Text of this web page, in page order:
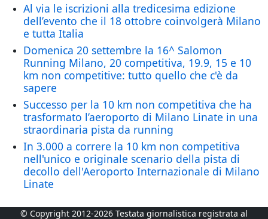
Al via le iscrizioni alla tredicesima edizione
dell’evento che il 18 ottobre coinvolgerà Milano
e tutta Italia
Domenica 20 settembre la 16^ Salomon
Running Milano, 20 competitiva, 19.9, 15 e 10
km non competitive: tutto quello che c'è da
sapere
Successo per la 10 km non competitiva che ha
trasformato l’aeroporto di Milano Linate in una
straordinaria pista da running
In 3.000 a correre la 10 km non competitiva
nell'unico e originale scenario della pista di
decollo dell'Aeroporto Internazionale di Milano
Linate
© Copyright 2012-2026 Testata giornalistica registrata al